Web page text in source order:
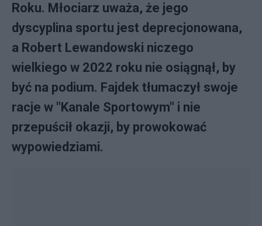
Roku. Młociarz uważa, że jego
dyscyplina sportu jest deprecjonowana,
a Robert Lewandowski niczego
wielkiego w 2022 roku nie osiągnął, by
być na podium. Fajdek tłumaczył swoje
racje w "Kanale Sportowym" i nie
przepuścił okazji, by prowokować
wypowiedziami.